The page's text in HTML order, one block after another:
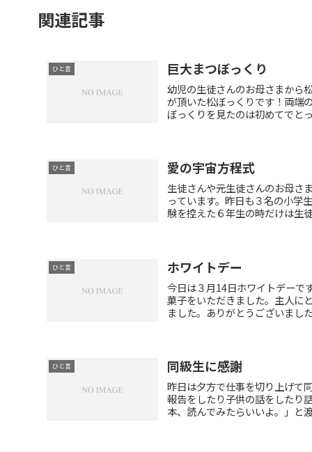
関連記事
ひと言 巨大まつぼっくり
幼児の生徒さんのお母さまから
が頂いた松ぼっくりです！両端
ぼっくりを見たのは初めてでと
ひと言 愛の宇宙方程式
生徒さんや元生徒さんのお母さ
っています。昨日も３名の小学
験を控えた６年生の時だけは生
ひと言 ホワイトデー
今日は３月14日ホワイトデー
菓子をいただきました。主人に
ました。ありがとうございまし
ひと言 同級生に感謝
昨日は夕方で仕事を切り上げて
報告をしたり子供の話をしたり
本、読んでみたらいいよ。」と